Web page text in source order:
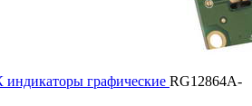
графические RG12864A-